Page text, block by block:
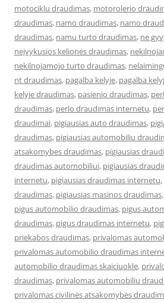
motociklu draudimas, motorolerio
draudimas, namo draudimas, namo
draudimas, namu turto draudimas, ne
neįvykusios kelionės draudimas,
nekilnojamojo turto draudimas,
nt draudimas, pagalba kelyje, pagalba
kelyje draudimas, pasienio draudimas,
draudimas, perlo draudimas internetu,
draudimai, pigiausias auto draudimas,
draudimas, pigiausias automobiliu
atsakomybes draudimas, pigiausias
draudimas automobiliui, pigiausias
internetu, pigiausias draudimas internetu,
draudimas, pigiausias masinos draudimas,
pigus automobilio draudimas, pigus
draudimas, pigus draudimas internetu,
priekabos draudimas, privalomas
privalomas automobilio draudimas
automobilio draudimas skaiciuokle,
draudimas, privalomas automobiliu
privalomas civilinės atsakomybės